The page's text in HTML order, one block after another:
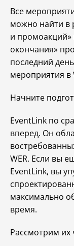
Все
можно найти в
и промоакций»
окончания»
последний
мероприятия в
Начните
EventLink по
вперед. Он
WER. Если вы
EventLink, вы
максимально
время.
Рассмотрим их